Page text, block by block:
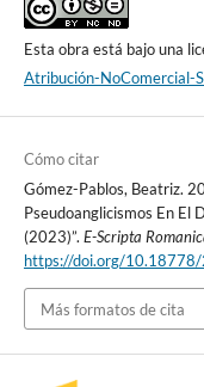
Esta obra está bajo una
Atribución-NoComercial-
Cómo citar
Gómez-Pablos, Beatriz.
Pseudoanglicismos En El
(2023)”. E-Scripta
https://doi.org/
Más formatos de cita